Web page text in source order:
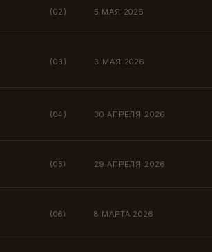
(02) 5 МАЯ 2026
(03) 3 МАЯ 2026
(04) 30 АПРЕЛЯ 2026
(05) 29 АПРЕЛЯ 2026
(06) 8 МАРТА 2026